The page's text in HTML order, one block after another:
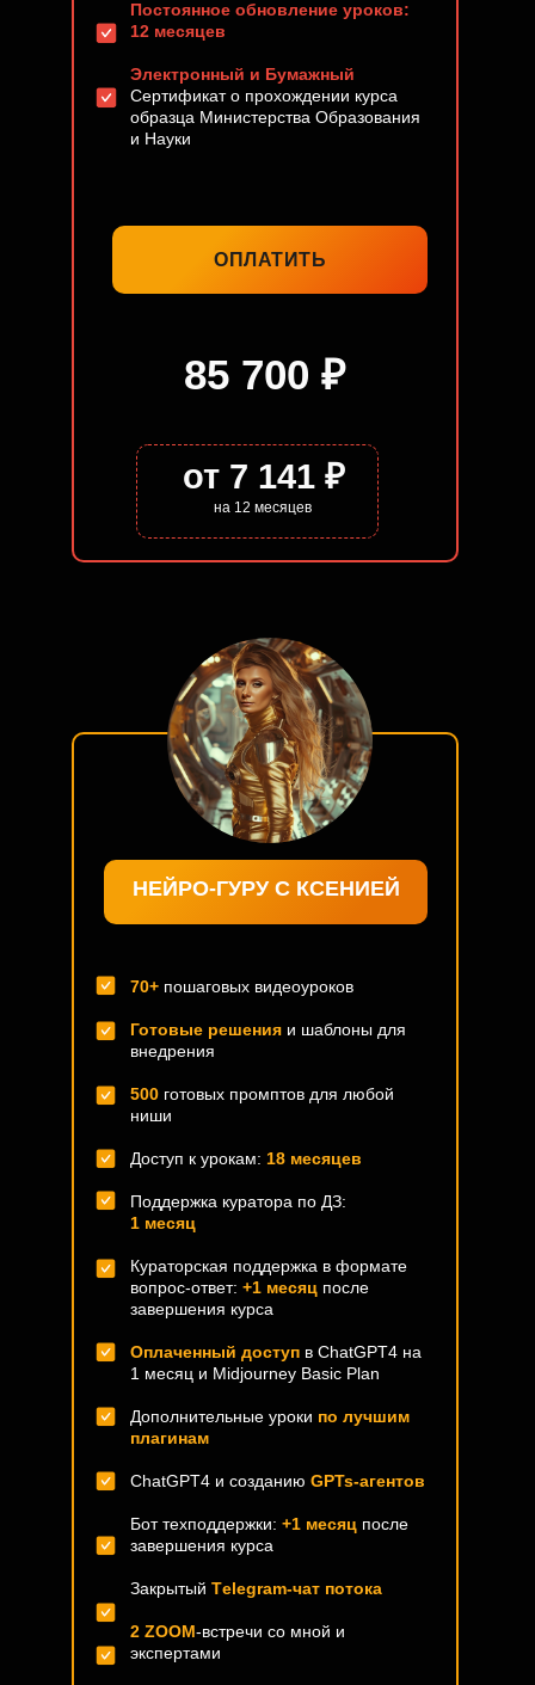
Постоянное обновление уроков:
12 месяцев
Электронный и Бумажный
Сертификат о прохождении курса
образца Министерства Образования
и Науки
85 700 ₽
от 7 141 ₽
на 12 месяцев
ОПЛАТИТЬ
НЕЙРО-ГУРУ С КСЕНИЕЙ
70+ пошаговых видеоуроков
Готовые решения и шаблоны для
внедрения
500 готовых промптов для любой
ниши
Доступ к урокам: 18 месяцев
Поддержка куратора по ДЗ:
1 месяц
Кураторская поддержка в формате
вопрос-ответ: +1 месяц после
завершения курса
Оплаченный доступ в ChatGPT4 на
1 месяц и Midjourney Basic Plan
Дополнительные уроки по лучшим
плагинам
ChatGPT4 и созданию GPTs-агентов
Бот техподдержки: +1 месяц после
завершения курса
Закрытый Тelegram-чат потока
2 ZOOM-встречи со мной и
экспертами